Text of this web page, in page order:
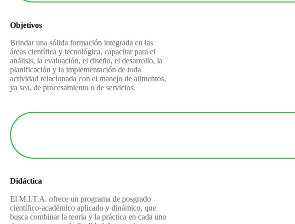
Objetivos
Brindar una sólida formación integrada en las
áreas científica y tecnológica, capacitar para el
análisis, la evaluación, el diseño, el desarrollo, la
planificación y la implementación de toda
actividad relacionada con el manejo de alimentos,
ya sea, de procesamiento o de servicios.
Didáctica
El M.I.T.A. ofrece un programa de posgrado
científico-académico aplicado y dinámico, que
busca combinar la teoría y la práctica en cada uno